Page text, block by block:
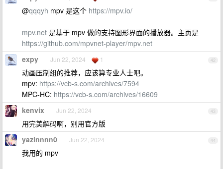
@qqqyh mpv 是这个 https://mpv.io/
mpv.net 是基于 mpv 做的支持图形界面的播放器。主页是
https://github.com/mpvnet-player/mpv.net
42
expy Jun 22, 2024 1
动画压制组的推荐，应该算专业人士吧。
mpv: https://vcb-s.com/archives/7594
MPC-HC: https://vcb-s.com/archives/16609
43
kenvix Jun 22, 2024
用完美解码啊，别用官方版
44
yazinnnn0 Jun 22, 2024
我用的 mpv